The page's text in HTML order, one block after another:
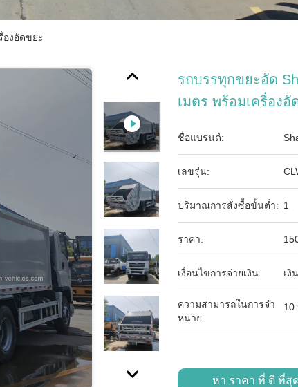
องอัดขยะ
รถบรรทุกขยะอัด
เมตร พร้อมเครื่องอั
ชื่อแบรนด์:
เลขรุ่น:
ปริมาณการสั่งซื้อขั้นต่ำ: 1
ราคา:
เงื่อนไขการจ่ายเงิน: เงิ
ความสามารถในการจํา
หน่าย:
10
หา ราคา ที่ ดี ที่สุ